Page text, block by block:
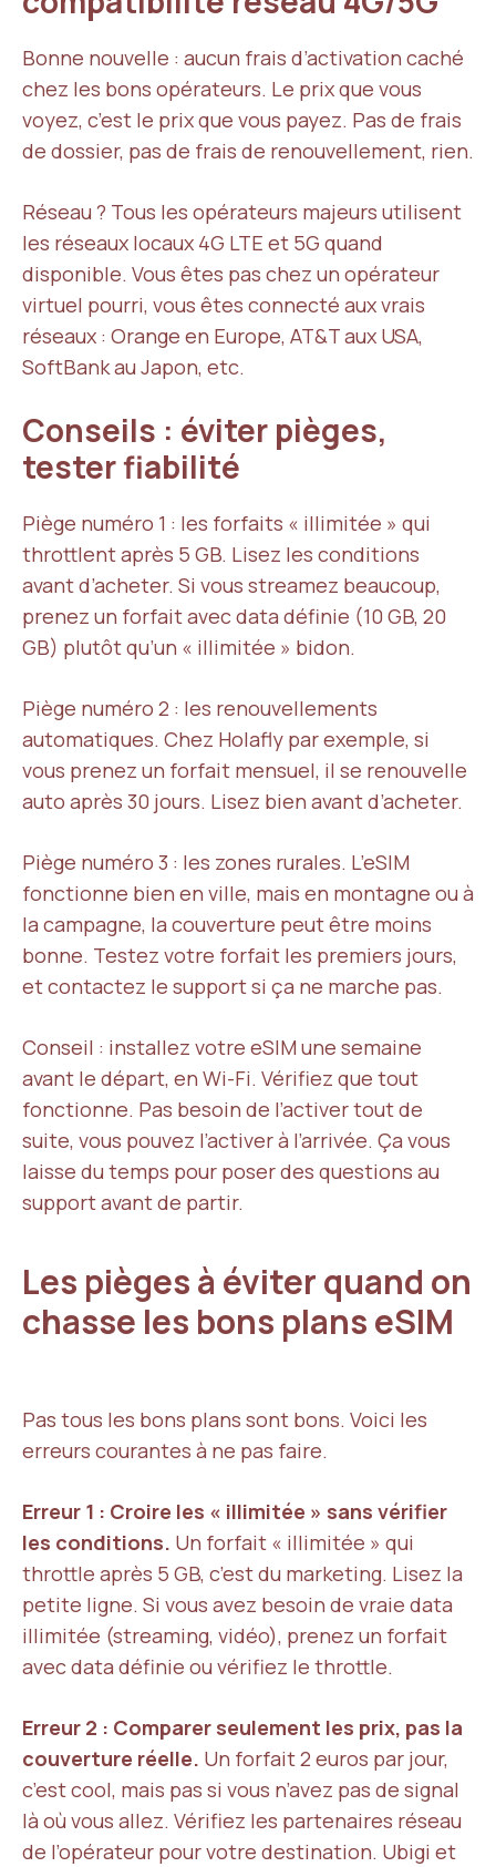
Bonne nouvelle : aucun frais d’activation caché
chez les bons opérateurs. Le prix que vous
voyez, c’est le prix que vous payez. Pas de frais
de dossier, pas de frais de renouvellement, rien.
Réseau ? Tous les opérateurs majeurs utilisent
les réseaux locaux 4G LTE et 5G quand
disponible. Vous êtes pas chez un opérateur
virtuel pourri, vous êtes connecté aux vrais
réseaux : Orange en Europe, AT&T aux USA,
SoftBank au Japon, etc.
Conseils : éviter pièges,
tester fiabilité
Piège numéro 1 : les forfaits « illimitée » qui
throttlent après 5 GB. Lisez les conditions
avant d’acheter. Si vous streamez beaucoup,
prenez un forfait avec data définie (10 GB, 20
GB) plutôt qu’un « illimitée » bidon.
Piège numéro 2 : les renouvellements
automatiques. Chez Holafly par exemple, si
vous prenez un forfait mensuel, il se renouvelle
auto après 30 jours. Lisez bien avant d’acheter.
Piège numéro 3 : les zones rurales. L’eSIM
fonctionne bien en ville, mais en montagne ou à
la campagne, la couverture peut être moins
bonne. Testez votre forfait les premiers jours,
et contactez le support si ça ne marche pas.
Conseil : installez votre eSIM une semaine
avant le départ, en Wi-Fi. Vérifiez que tout
fonctionne. Pas besoin de l’activer tout de
suite, vous pouvez l’activer à l’arrivée. Ça vous
laisse du temps pour poser des questions au
support avant de partir.
Les pièges à éviter quand on
chasse les bons plans eSIM
Pas tous les bons plans sont bons. Voici les
erreurs courantes à ne pas faire.
Erreur 1 : Croire les « illimitée » sans vérifier
les conditions. Un forfait « illimitée » qui
throttle après 5 GB, c’est du marketing. Lisez la
petite ligne. Si vous avez besoin de vraie data
illimitée (streaming, vidéo), prenez un forfait
avec data définie ou vérifiez le throttle.
Erreur 2 : Comparer seulement les prix, pas la
couverture réelle. Un forfait 2 euros par jour,
c’est cool, mais pas si vous n’avez pas de signal
là où vous allez. Vérifiez les partenaires réseau
de l’opérateur pour votre destination. Ubigi et